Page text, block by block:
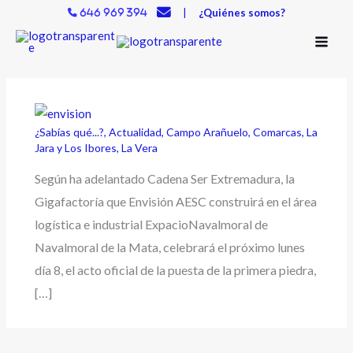
contenido
646 969 394 | ¿Quiénes somos?
¿Sabías qué...?,Actualidad,Campo Arañuelo,Comarcas,La
Jara y Los Ibores,La Vera
Según ha adelantado Cadena Ser Extremadura, la
Gigafactoría que Envisión AESC construirá en el área
logística e industrial ExpacioNavalmoral de
Navalmoral de la Mata, celebrará el próximo lunes
día 8, el acto oficial de la puesta de la primera piedra,
[…]